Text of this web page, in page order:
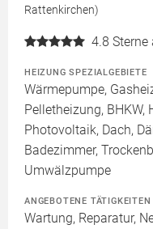
Rattenkirchen)
4.8 Sterne
HEIZUNG SPEZIALGEBIETE
Wärmepumpe,
Pelletheizung, BHKW,
Photovoltaik, Dach,
Badezimmer,
Umwälzpumpe
ANGEBOTENE TÄTIGKEITEN
Wartung, Reparatur,